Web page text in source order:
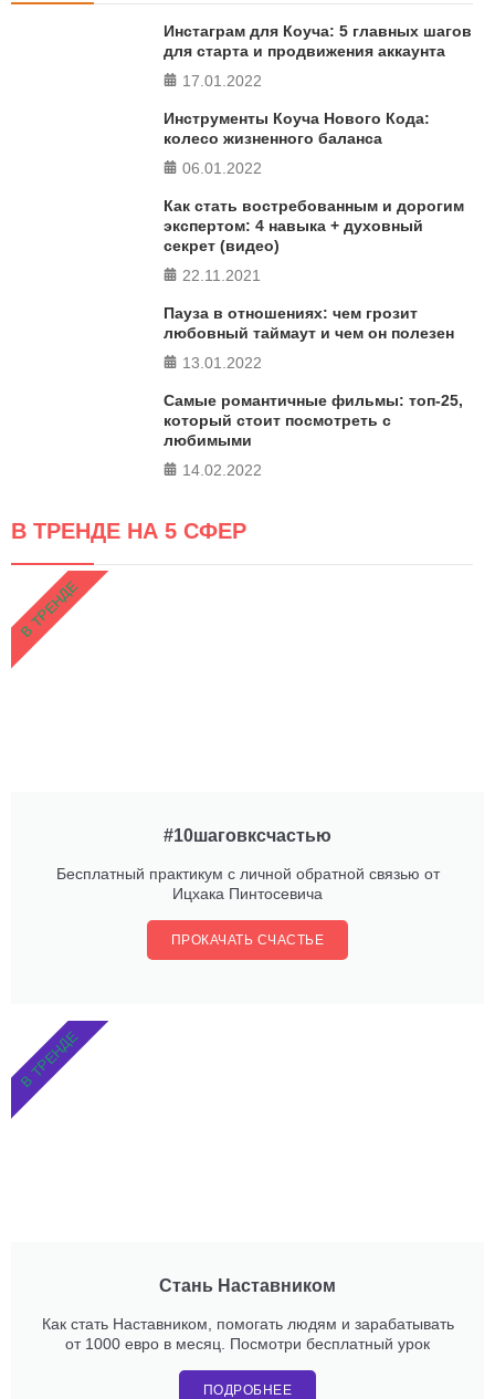
в 5 главных сферах
Инстаграм для Коуча: 5 главных шагов
для старта и продвижения аккаунта
17.01.2022
Инструменты Коуча Нового Кода:
колесо жизненного баланса
06.01.2022
Как стать востребованным и дорогим
экспертом: 4 навыка + духовный
секрет (видео)
22.11.2021
Пауза в отношениях: чем грозит
любовный таймаут и чем он полезен
13.01.2022
Самые романтичные фильмы: топ-25,
который стоит посмотреть с
любимыми
14.02.2022
В ТРЕНДЕ НА 5 СФЕР
#10шаговксчастью
Бесплатный практикум с личной обратной связью от
Ицхака Пинтосевича
ПРОКАЧАТЬ СЧАСТЬЕ
В ТРЕНДЕ
Стань Наставником
Как стать Наставником, помогать людям и зарабатывать
от 1000 евро в месяц. Посмотри бесплатный урок
ПОДРОБНЕЕ
В ТРЕНДЕ